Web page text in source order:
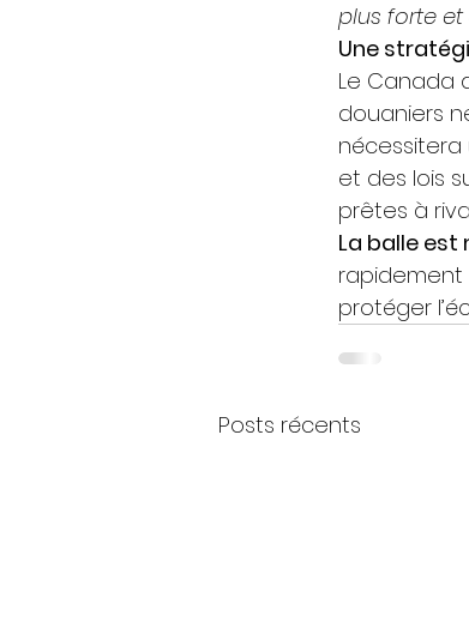
plus forte
Une
Le Canada
douaniers
et des lois
prêtes à
La balle
rapidement
protéger
Posts récents